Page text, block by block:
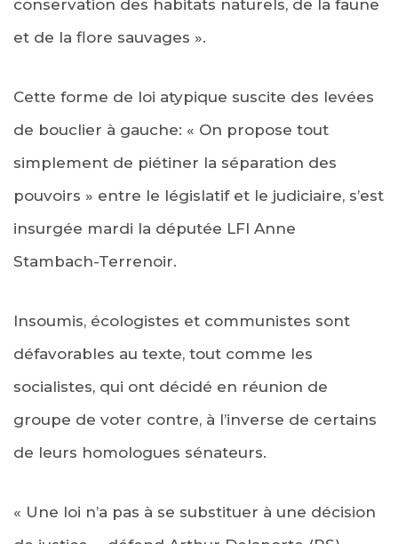
conservation des habitats naturels, de la faune
et de la flore sauvages ».
Cette forme de loi atypique suscite des levées
de bouclier à gauche: « On propose tout
simplement de piétiner la séparation des
pouvoirs » entre le législatif et le judiciaire, s’est
insurgée mardi la députée LFI Anne
Stambach-Terrenoir.
Insoumis, écologistes et communistes sont
défavorables au texte, tout comme les
socialistes, qui ont décidé en réunion de
groupe de voter contre, à l’inverse de certains
de leurs homologues sénateurs.
« Une loi n’a pas à se substituer à une décision